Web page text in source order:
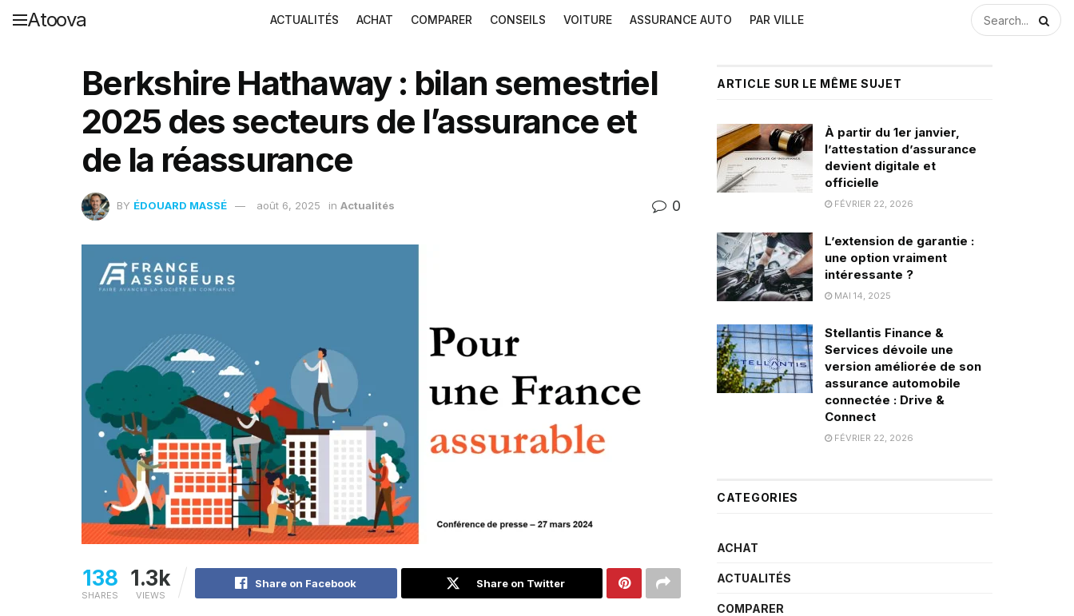
Atoova ACTUALITÉS ACHAT COMPARER CONSEILS VOITURE ASSURANCE AUTO PAR VILLE
Berkshire Hathaway : bilan semestriel
2025 des secteurs de l’assurance et
de la réassurance
BY ÉDOUARD MASSÉ août 6, 2025 in Actualités 0
138
SHARES
1.3k
VIEWS
Share on Facebook Share on Twitter
ARTICLE SUR LE MÊME SUJET
À partir du 1er janvier,
l’attestation d’assurance
devient digitale et
officielle
FÉVRIER 22, 2026
L’extension de garantie :
une option vraiment
intéressante ?
MAI 14, 2025
Stellantis Finance &
Services dévoile une
version améliorée de son
assurance automobile
connectée : Drive &
Connect
FÉVRIER 22, 2026
CATEGORIES
ACHAT
ACTUALITÉS
COMPARER